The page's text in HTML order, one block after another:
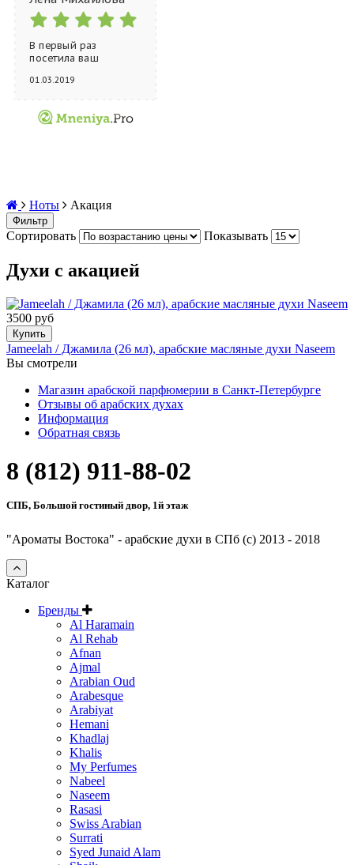
В первый раз
посетила ваш
01.03.2019
Ноты Акация
Фильтр
Сортировать Показывать
Духи с акацией
3500 руб
Купить
Jameelah / Джамила (26 мл), арабские масляные духи Naseem
Вы смотрели
Магазин арабской парфюмерии в Санкт-Петербурге
Отзывы об арабских духах
Информация
Обратная связь
8 (812) 911-88-02
СПБ, Большой гостиный двор, 1й этаж
"Ароматы Востока" - арабские духи в СПб (c) 2013 - 2018
Каталог
Бренды
Al Haramain
Al Rehab
Afnan
Ajmal
Arabian Oud
Arabesque
Arabiyat
Hemani
Khadlaj
Khalis
My Perfumes
Nabeel
Naseem
Rasasi
Swiss Arabian
Surrati
Syed Junaid Alam